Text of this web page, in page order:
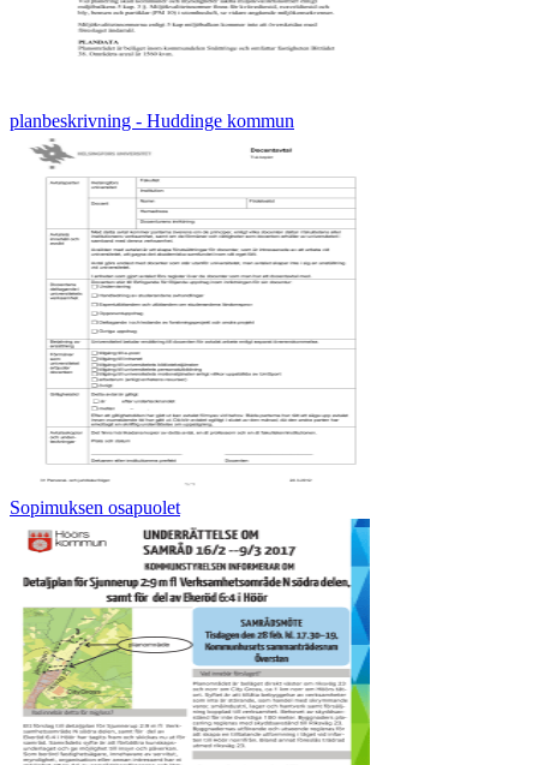
planbeskrivning - Huddinge kommun
Sopimuksen osapuolet